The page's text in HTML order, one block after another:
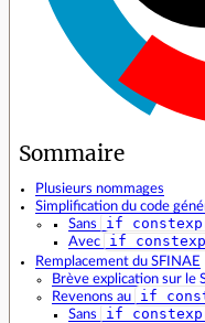
Sommaire
Plusieurs nommages
Simplification du code
Sans
if
Avec
if
Remplacement du SFINAE
Brève explication sur le
Revenons au
if
Sans if